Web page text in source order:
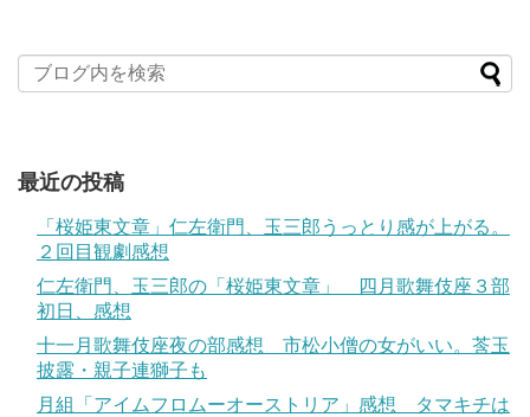
最近の投稿
「桜姫東文章」仁左衛門、玉三郎うっとり感が上がる。
２回目観劇感想
仁左衛門、玉三郎の「桜姫東文章」 四月歌舞伎座３部
初日、感想
十一月歌舞伎座夜の部感想 市松小僧の女がいい。莟玉
披露・親子連獅子も
月組「アイムフロムーオーストリア」感想 タマキチは